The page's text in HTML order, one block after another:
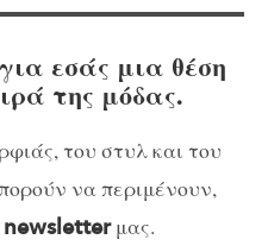
εσάς μια θέση
της μόδας.
του στυλ και του
να περιμένουν,
newsletterμας.